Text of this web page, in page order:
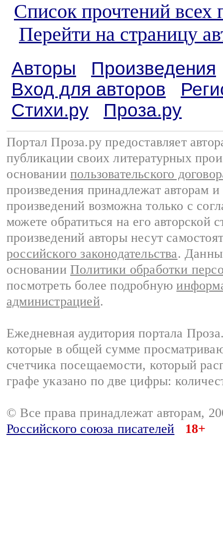
Список прочтений всех
Перейти на страницу
Авторы
Произведения
Вход для авторов
Стихи.ру
Проза.ру
Портал Проза.ру предоставляет
публикации своих литературных
основании пользовательского
произведения принадлежат авторам
произведений возможна только с
можете обратиться на его авторской
произведений авторы несут
российского законодательства.
основании Политики обработки
посмотреть более подробную
администрацией.
Ежедневная аудитория портала
которые в общей сумме
счетчика посещаемости, который
графе указано по две цифры:
© Все права принадлежат авторам,
Российского союза писателей
18+